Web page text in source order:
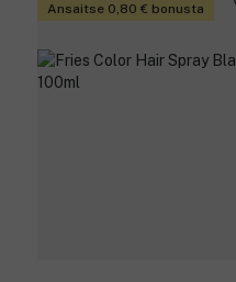
Ansaitse 0,80 € bonusta